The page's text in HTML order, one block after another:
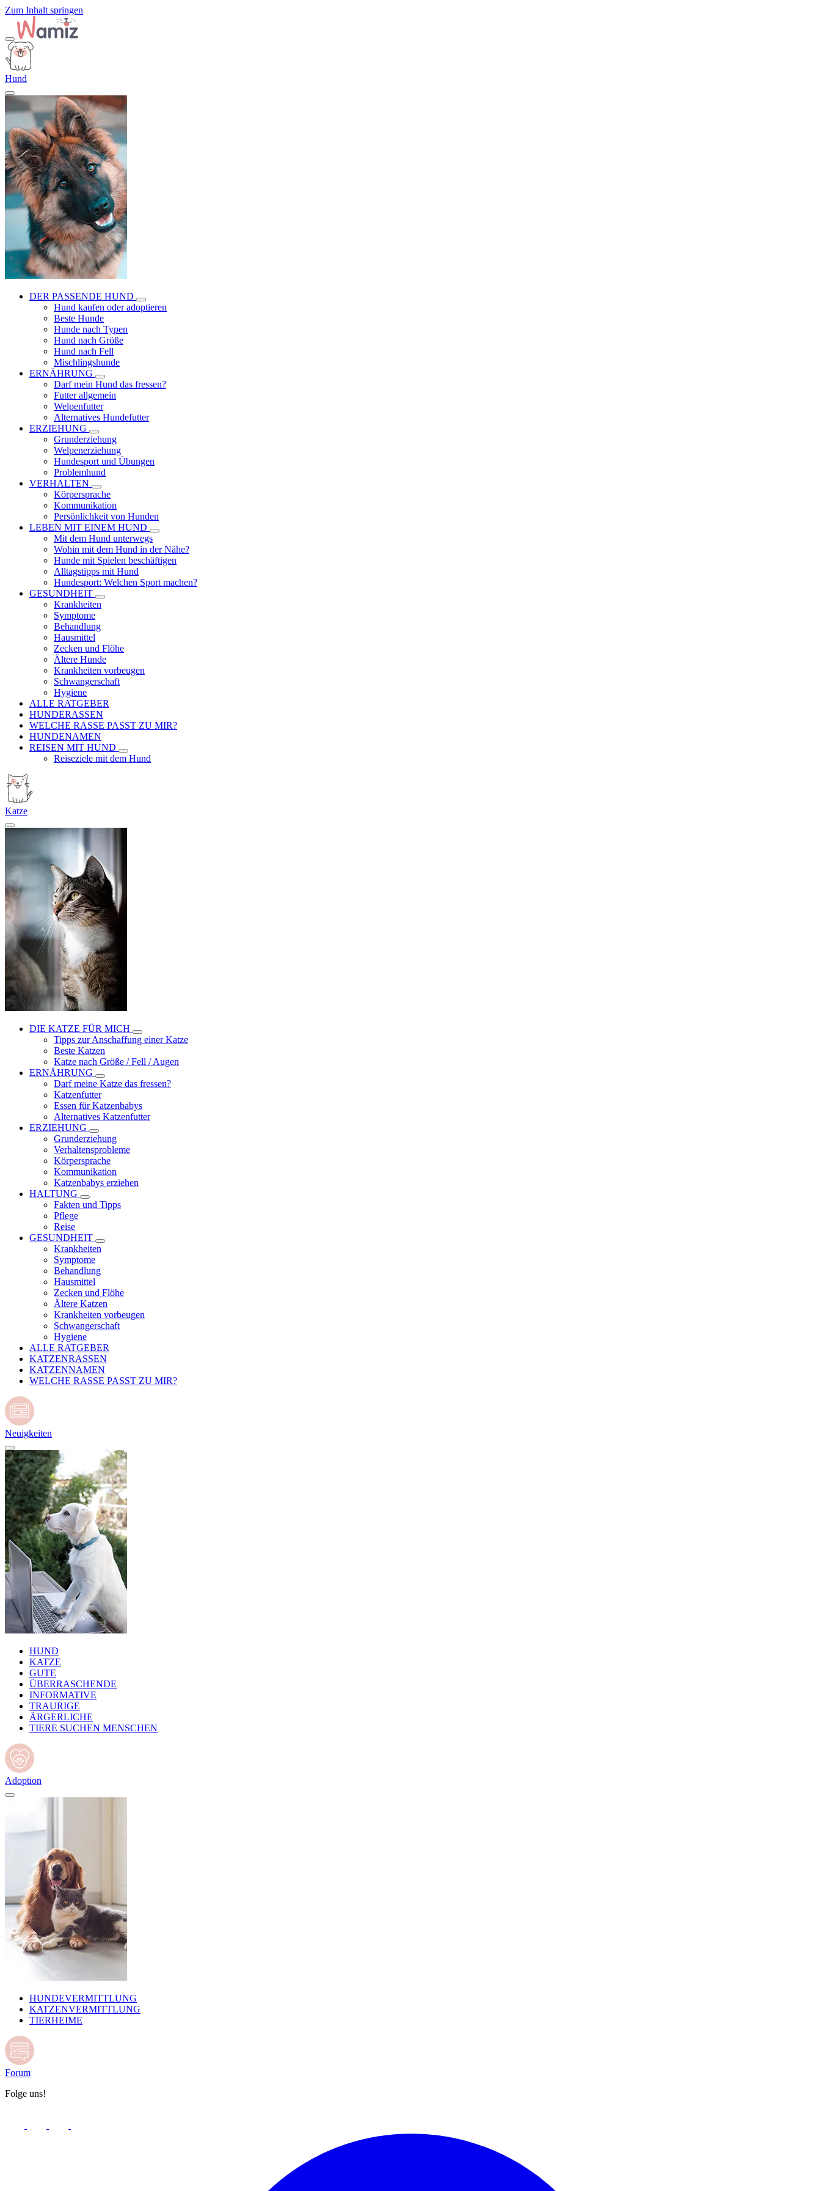
Zum Inhalt springen
Hund
DER PASSENDE HUND
Hund kaufen oder adoptieren
Beste Hunde
Hunde nach Typen
Hund nach Größe
Hund nach Fell
Mischlingshunde
ERNÄHRUNG
Darf mein Hund das fressen?
Futter allgemein
Welpenfutter
Alternatives Hundefutter
ERZIEHUNG
Grunderziehung
Welpenerziehung
Hundesport und Übungen
Problemhund
VERHALTEN
Körpersprache
Kommunikation
Persönlichkeit von Hunden
LEBEN MIT EINEM HUND
Mit dem Hund unterwegs
Wohin mit dem Hund in der Nähe?
Hunde mit Spielen beschäftigen
Alltagstipps mit Hund
Hundesport: Welchen Sport machen?
GESUNDHEIT
Krankheiten
Symptome
Behandlung
Hausmittel
Zecken und Flöhe
Ältere Hunde
Krankheiten vorbeugen
Schwangerschaft
Hygiene
ALLE RATGEBER
HUNDERASSEN
WELCHE RASSE PASST ZU MIR?
HUNDENAMEN
REISEN MIT HUND
Reiseziele mit dem Hund
Katze
DIE KATZE FÜR MICH
Tipps zur Anschaffung einer Katze
Beste Katzen
Katze nach Größe / Fell / Augen
ERNÄHRUNG
Darf meine Katze das fressen?
Katzenfutter
Essen für Katzenbabys
Alternatives Katzenfutter
ERZIEHUNG
Grunderziehung
Verhaltensprobleme
Körpersprache
Kommunikation
Katzenbabys erziehen
HALTUNG
Fakten und Tipps
Pflege
Reise
GESUNDHEIT
Krankheiten
Symptome
Behandlung
Hausmittel
Zecken und Flöhe
Ältere Katzen
Krankheiten vorbeugen
Schwangerschaft
Hygiene
ALLE RATGEBER
KATZENRASSEN
KATZENNAMEN
WELCHE RASSE PASST ZU MIR?
Neuigkeiten
HUND
KATZE
GUTE
ÜBERRASCHENDE
INFORMATIVE
TRAURIGE
ÄRGERLICHE
TIERE SUCHEN MENSCHEN
Adoption
HUNDEVERMITTLUNG
KATZENVERMITTLUNG
TIERHEIME
Forum
Folge uns!